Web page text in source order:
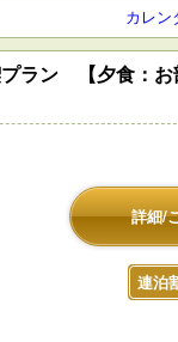
カレ
ラン 【夕食：お
詳細/
連泊